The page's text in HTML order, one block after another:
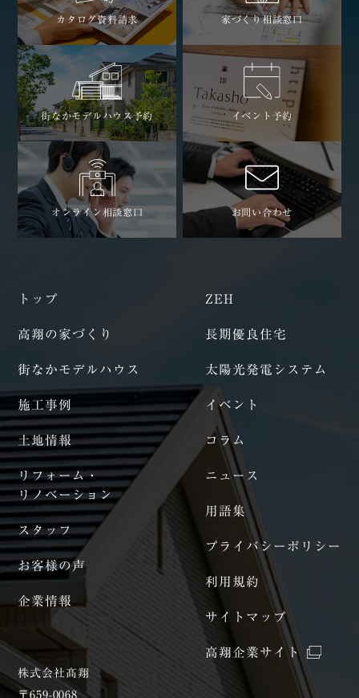
カタログ資料請求 家づくり相談窓口
街なかモデルハウス予約 イベント予約
オンライン相談窓口 お問い合わせ
株式会社髙翔
〒659-0068
トップ
高翔の家づくり
街なかモデルハウス
施工事例
土地情報
リフォーム・
リノベーション
スタッフ
お客様の声
企業情報
ZEH
長期優良住宅
太陽光発電システム
イベント
コラム
ニュース
用語集
プライバシーポリシー
利用規約
サイトマップ
高翔企業サイト